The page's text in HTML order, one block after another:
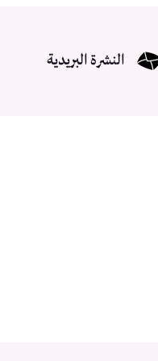
النشرة البريدية